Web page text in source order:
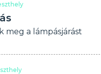
a lámpásjárást